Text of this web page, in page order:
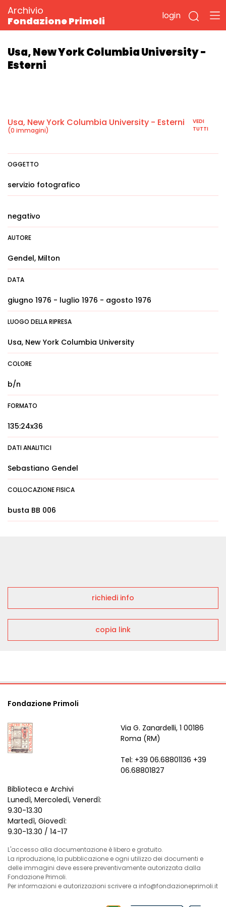
Archivio
Fondazione Primoli
login
Usa, New York Columbia University -
Esterni
Usa, New York Columbia University - Esterni
(0 immagini)
VEDI
TUTTI
OGGETTO
servizio fotografico
negativo
AUTORE
Gendel, Milton
DATA
giugno 1976 - luglio 1976 - agosto 1976
LUOGO DELLA RIPRESA
Usa, New York Columbia University
COLORE
b/n
FORMATO
135:24x36
DATI ANALITICI
Sebastiano Gendel
COLLOCAZIONE FISICA
busta BB 006
richiedi info
copia link
Fondazione Primoli
Via G. Zanardelli, 1 00186
Roma (RM)
Tel: +39 06.68801136 +39
06.68801827
Biblioteca e Archivi
Lunedì, Mercoledì, Venerdì:
9.30-13.30
Martedì, Giovedì:
9.30-13.30 / 14-17
L'accesso alla documentazione è libero e gratuito.
La riproduzione, la pubblicazione e ogni utilizzo dei documenti e
delle immagini deve essere preventivamente autorizzata dalla
Fondazione Primoli.
Per informazioni e autorizzazioni scrivere a info@fondazioneprimoli.it